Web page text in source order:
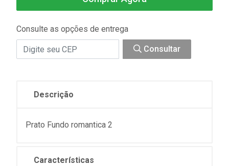
Consulte as opções de entrega
Consultar
Descrição
Prato Fundo romantica 2
Características